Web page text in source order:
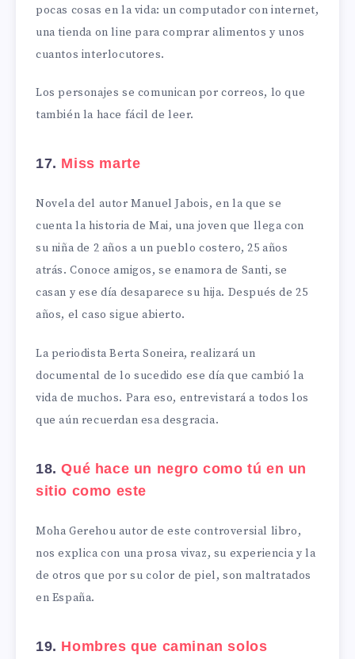
pocas cosas en la vida: un computador con internet,
una tienda on line para comprar alimentos y unos
cuantos interlocutores.
Los personajes se comunican por correos, lo que
también la hace fácil de leer.
17. Miss marte
Novela del autor Manuel Jabois, en la que se
cuenta la historia de Mai, una joven que llega con
su niña de 2 años a un pueblo costero, 25 años
atrás. Conoce amigos, se enamora de Santi, se
casan y ese día desaparece su hija. Después de 25
años, el caso sigue abierto.
La periodista Berta Soneira, realizará un
documental de lo sucedido ese día que cambió la
vida de muchos. Para eso, entrevistará a todos los
que aún recuerdan esa desgracia.
18.Qué hace un negro como tú en un
sitio como este
Moha Gerehou autor de este controversial libro,
nos explica con una prosa vivaz, su experiencia y la
de otros que por su color de piel, son maltratados
en España.
19. Hombres que caminan solos